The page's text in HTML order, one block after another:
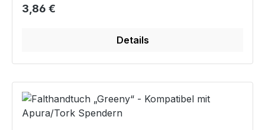
Regulärer Preis:
3,86 €
Details